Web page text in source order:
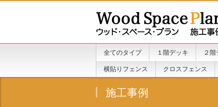
全てのタイプ １階デッキ ２
横貼りフェンス クロスフェンス
施工事例